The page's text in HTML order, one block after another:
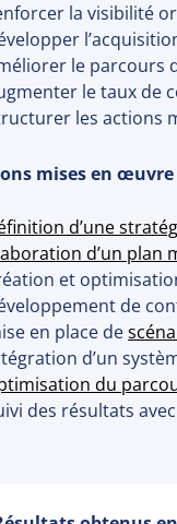
la visibilité
le parcours
le taux de
les actions
mises en œuvre
d’une
d’un plan
et
de
en place de
d’un
du
des résultats